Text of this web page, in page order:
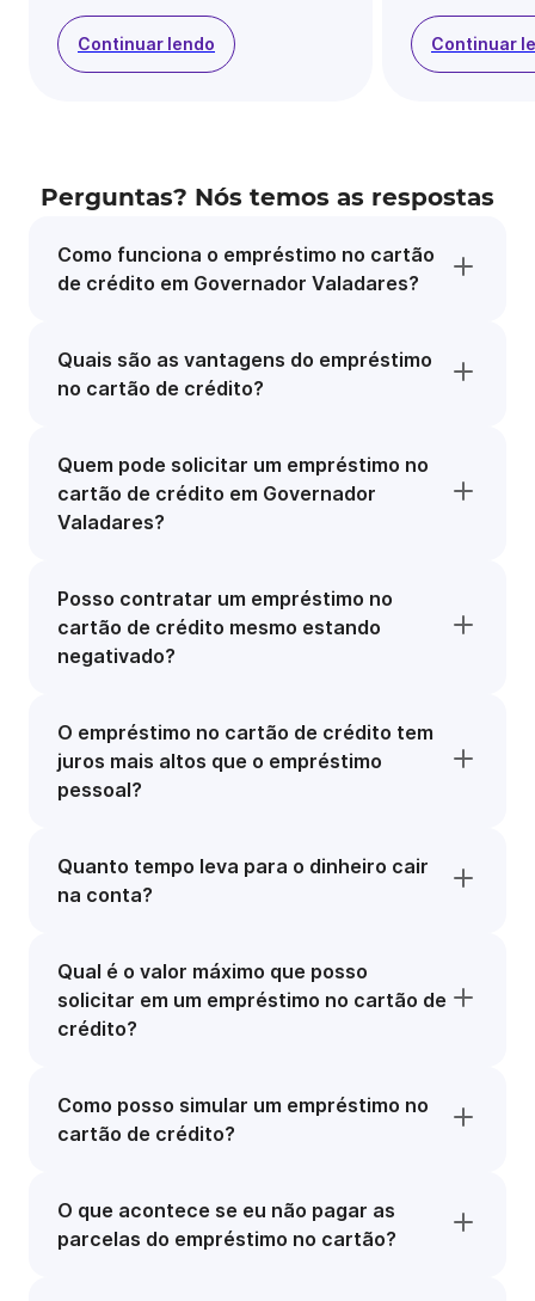
Continuar lendo Continuar
Perguntas? Nós temos as respostas
Como funciona o empréstimo no cartão
de crédito em Governador Valadares?
Quais são as vantagens do empréstimo
no cartão de crédito?
Quem pode solicitar um empréstimo no
cartão de crédito em Governador
Valadares?
Posso contratar um empréstimo no
cartão de crédito mesmo estando
negativado?
O empréstimo no cartão de crédito tem
juros mais altos que o empréstimo
pessoal?
Quanto tempo leva para o dinheiro cair
na conta?
Qual é o valor máximo que posso
solicitar em um empréstimo no cartão de
crédito?
Como posso simular um empréstimo no
cartão de crédito?
O que acontece se eu não pagar as
parcelas do empréstimo no cartão?